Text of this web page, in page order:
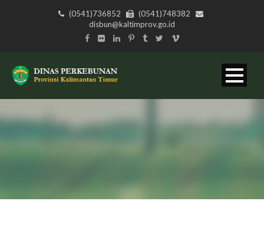
(0541)736852
(0541)748382
disbun@kaltimprov.go.id